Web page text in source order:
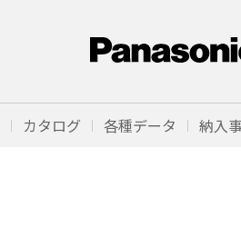
カタログ 各種データ 納入